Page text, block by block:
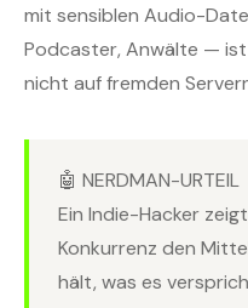
mit sensiblen Audio-
Podcaster, Anwälte —
nicht auf fremden
🤖 NERDMAN-URTEIL
Ein Indie-Hacker
Konkurrenz den
hält, was es